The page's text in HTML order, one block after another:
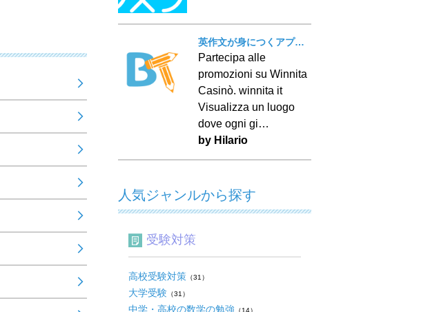
英作文が身につくアプリ！ BT Writing
Partecipa alle
promozioni su Winnita
Casinò. winnita it
Visualizza un luogo
dove ogni gi…
by Hilario
人気ジャンルから探す
受験対策
高校受験対策 （31）
大学受験 （31）
中学・高校の数学の勉強 （14）